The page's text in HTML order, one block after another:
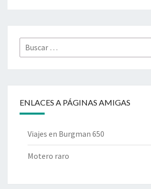
Buscar
por:
ENLACES A PÁGINAS AMIGAS
Viajes en Burgman 650
Motero raro